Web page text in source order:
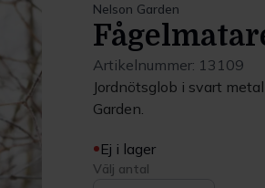
Nelson Garden
Artikelnummer: 13109
Jordnötsglob i svart
Garden.
Ej i lager
Välj antal